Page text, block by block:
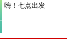
嗨！七点出发